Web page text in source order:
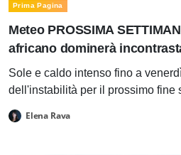
Prima Pagina
Meteo PROSSIMA
africano dominerà
Sole e caldo intenso fino a
dell'instabilità per il prossimo fine
Elena Rava